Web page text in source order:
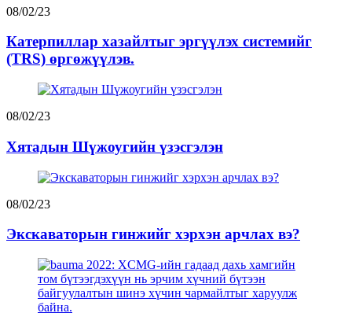
08/02/23
Катерпиллар хазайлтыг эргүүлэх системийг
(TRS) өргөжүүлэв.
08/02/23
Хятадын Шүжоугийн үзэсгэлэн
08/02/23
Экскаваторын гинжийг хэрхэн арчлах вэ?